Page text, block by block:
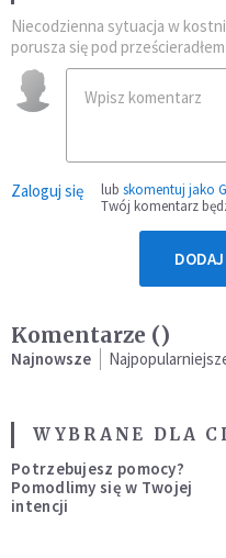
Niecodzienna sytuacja w
porusza się pod prześcieradłem
Zaloguj się lub skomentuj jako
Twój komentarz
Komentarze ()
Najnowsze
WYBRANE DLA
Potrzebujesz pomocy?
Pomodlimy się w Twojej
intencji